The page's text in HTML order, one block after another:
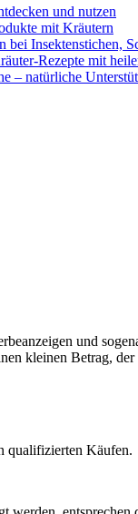
und nutzen
mit Kräutern
Insektenstichen,
Rezepte mit
– natürliche
und
kleinen Betrag,
qualifizierten Käufen.